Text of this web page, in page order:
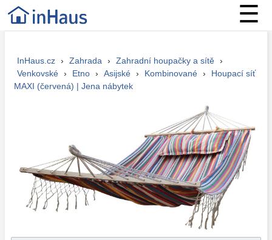
☰
InHaus.cz › Zahrada › Zahradní houpačky a sítě ›
Venkovské › Etno › Asijské › Kombinované ›
Houpací síť
MAXI (červená) | Jena nábytek